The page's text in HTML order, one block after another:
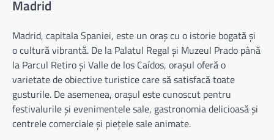
Madrid
Madrid, capitala Spaniei, este un oraș cu o istorie bogată și
o cultură vibrantă. De la Palatul Regal și Muzeul Prado până
la Parcul Retiro și Valle de los Caídos, orașul oferă o
varietate de obiective turistice care să satisfacă toate
gusturile. De asemenea, orașul este cunoscut pentru
festivalurile și evenimentele sale, gastronomia delicioasă și
centrele comerciale și piețele sale animate.